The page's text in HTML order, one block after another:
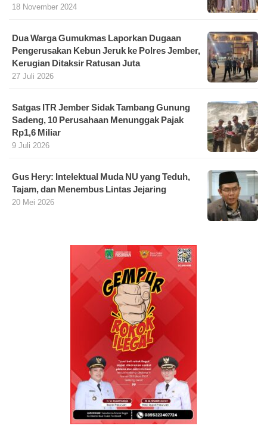
18 November 2024
Dua Warga Gumukmas Laporkan Dugaan
Pengerusakan Kebun Jeruk ke Polres Jember,
Kerugian Ditaksir Ratusan Juta
27 Juli 2026
Satgas ITR Jember Sidak Tambang Gunung
Sadeng, 10 Perusahaan Menunggak Pajak
Rp1,6 Miliar
9 Juli 2026
Gus Hery: Intelektual Muda NU yang Teduh,
Tajam, dan Menembus Lintas Jejaring
20 Mei 2026